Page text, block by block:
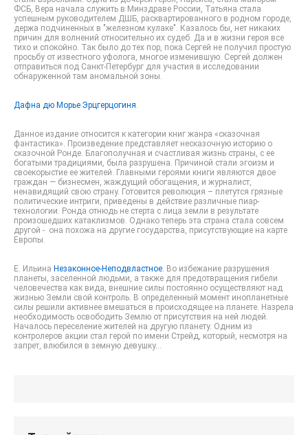
ФСБ, Вера начала служить в Минздраве России, Татьяна стала
успешным руководителем ДШБ, расквартированного в родном городе,
держа подчиненных в "железном кулаке". Казалось бы, нет никаких
причин для волнений относительно их судеб. Да и в жизни героя все
тихо и спокойно. Так было до тех пор, пока Сергей не получил простую
просьбу от известного уфолога, многое изменившую. Сергей должен
отправиться под Санкт-Петербург для участия в исследовании
обнаруженной там аномальной зоны.
Дафна дю Морье Эрцгерцогиня.
Данное издание относится к категории книг жанра «сказочная
фантастика». Произведение представляет несказочную историю о
сказочной Ронде. Благополучная и счастливая жизнь страны, с ее
богатыми традициями, была разрушена. Причиной стали эгоизм и
своекорыстие ее жителей. Главными героями книги являются двое
граждан — бизнесмен, жаждущий обогащения, и журналист,
ненавидящий свою страну. Готовится революция – плетутся грязные
политические интриги, приведены в действие различные пиар-
технологии. Ронда отнюдь не стерта с лица земли в результате
произошедших катаклизмов. Однако теперь эта страна стала совсем
другой - она похожа на другие государства, присутствующие на карте
Европы.
Е. Ильина Незаконное-Неподвластное. Во избежание разрушения
планеты, заселенной людьми, а также для предотвращения гибели
человечества как вида, внешние силы постоянно осуществляют над
жизнью Земли свой контроль. В определенный момент инопланетные
силы решили активнее вмешаться в происходящее на планете. Назрела
необходимость освободить Землю от присутствия на ней людей.
Началось переселение жителей на другую планету. Одним из
контролеров акции стал герой по имени Стрейд, который, несмотря на
запрет, влюбился в земную девушку…